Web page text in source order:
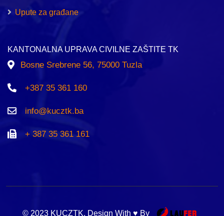
Upute za građane
KANTONALNA UPRAVA CIVILNE ZAŠTITE TK
Bosne Srebrene 56, 75000 Tuzla
+387 35 361 160
info@kucztk.ba
+ 387 35 361 161
© 2023 KUCZTK. Design With ♥ By